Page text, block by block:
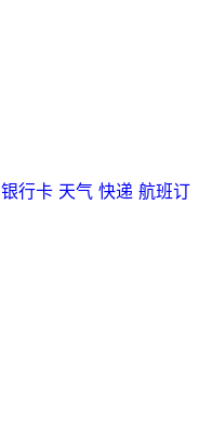
银行卡 天气 快递 航班订